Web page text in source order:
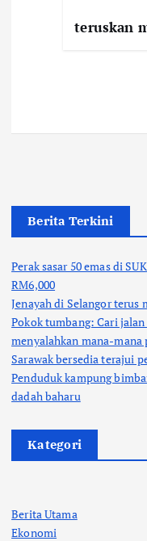
teruskan
Berita Terkini
Perak sasar 50 emas di
RM6,000
Jenayah di Selangor terus
Pokok tumbang: Cari
menyalahkan mana-mana
Sarawak bersedia terajui
Penduduk kampung
dadah baharu
Kategori
Berita Utama
Ekonomi